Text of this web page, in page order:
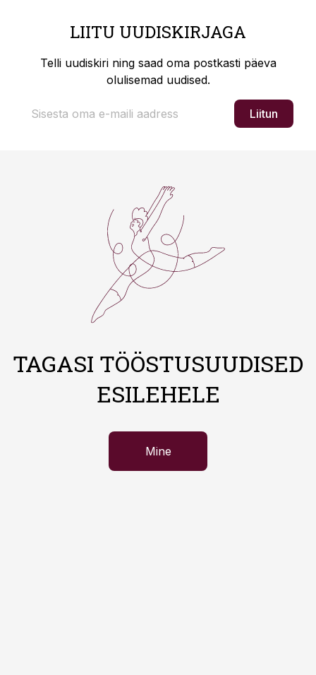
LIITU UUDISKIRJAGA
Telli uudiskiri ning saad oma postkasti päeva
olulisemad uudised.
Liitun
TAGASI TÖÖSTUSUUDISED
ESILEHELE
Mine